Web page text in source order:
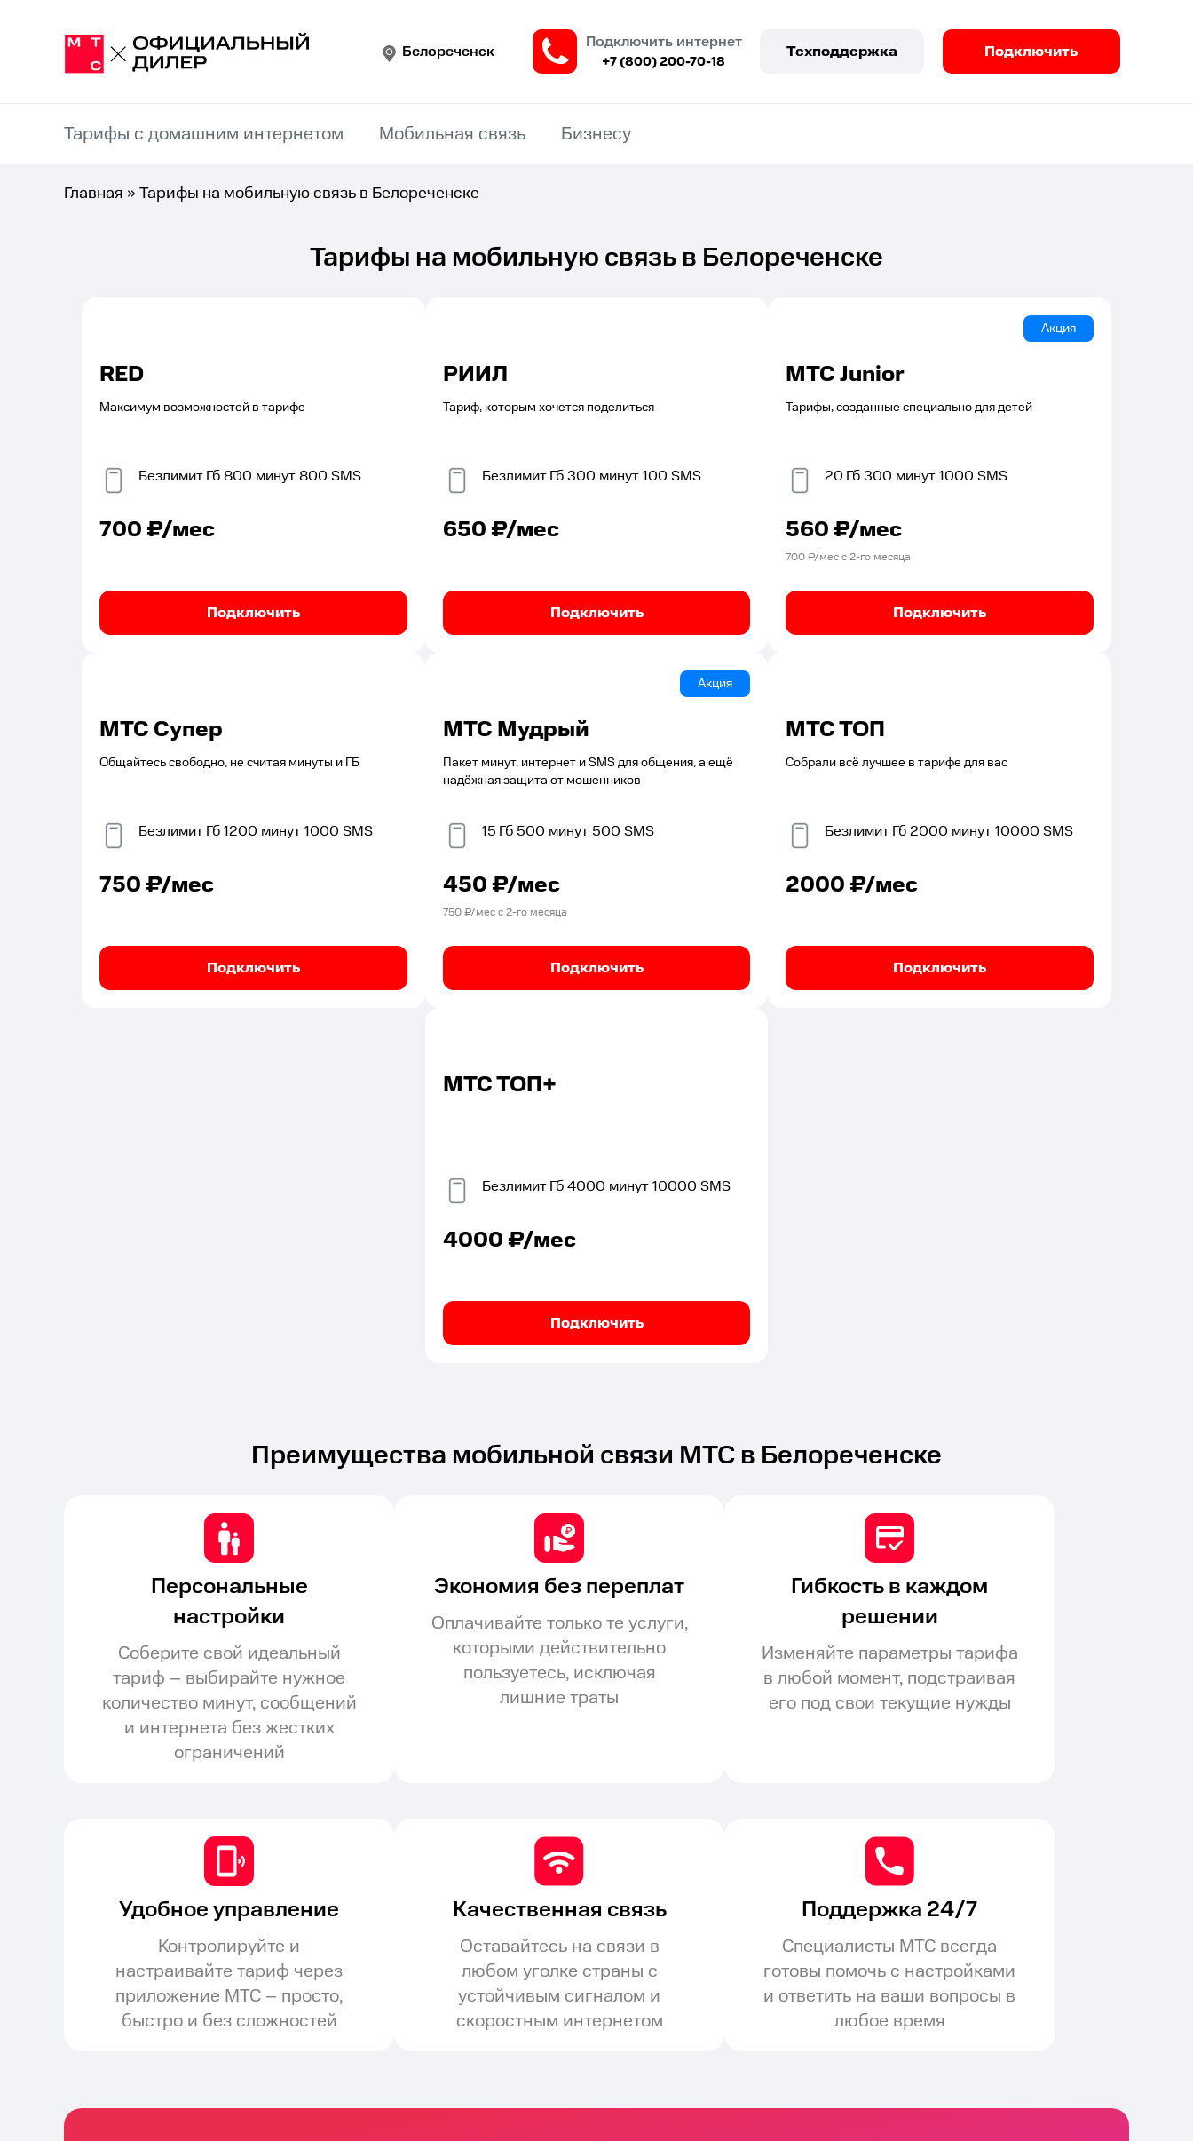
Белореченск Подключить интернет
+7 (800) 200-70-18
Техподдержка Подключить
Тарифы с домашним интернетом Мобильная связь Бизнесу
Главная » Тарифы на мобильную связь в Белореченске
Тарифы на мобильную связь в Белореченске
RED
Максимум возможностей в тарифе
БезлимитГб800 минут800 SMS
700₽/мес
Подключить
РИИЛ
Тариф, которым хочется поделиться
БезлимитГб300 минут100 SMS
650₽/мес
Подключить
Акция
МТС Junior
Тарифы, созданные специально для детей
20 Гб300 минут1000 SMS
560₽/мес
700₽/мес с2-го месяца
Подключить
МТС Супер
Общайтесь свободно, не считая минуты и ГБ
БезлимитГб1200 минут1000 SMS
750₽/мес
Подключить
Акция
МТС Мудрый
Пакет минут, интернет и SMS для общения, а ещё
надёжная защита от мошенников
15 Гб500 минут500 SMS
450₽/мес
750₽/мес с2-го месяца
Подключить
МТС ТОП
Собрали всё лучшее в тарифе для вас
БезлимитГб2000 минут10000 SMS
2000₽/мес
Подключить
МТС ТОП+
БезлимитГб4000 минут10000 SMS
4000₽/мес
Подключить
Преимущества мобильной связи МТС в Белореченске
Персональные
настройки
Соберите свой идеальный
тариф – выбирайте нужное
количество минут, сообщений
и интернета без жестких
ограничений
Экономия без переплат
Оплачивайте только те услуги,
которыми действительно
пользуетесь, исключая
лишние траты
Гибкость в каждом
решении
Изменяйте параметры тарифа
в любой момент, подстраивая
его под свои текущие нужды
Удобное управление
Контролируйте и
настраивайте тариф через
приложение МТС – просто,
быстро и без сложностей
Качественная связь
Оставайтесь на связи в
любом уголке страны с
устойчивым сигналом и
скоростным интернетом
Поддержка 24/7
Специалисты МТС всегда
готовы помочь с настройками
и ответить на ваши вопросы в
любое время